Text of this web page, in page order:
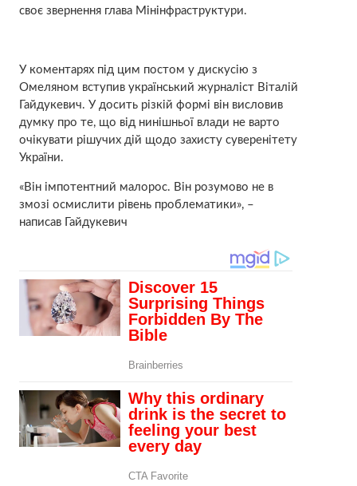
своє звернення глава Мінінфраструктури.
У коментарях під цим постом у дискусію з
Омеляном вступив український журналіст Віталій
Гайдукевич. У досить різкій формі він висловив
думку про те, що від нинішньої влади не варто
очікувати рішучих дій щодо захисту суверенітету
України.
«Він імпотентний малорос. Він розумово не в
змозі осмислити рівень проблематики», –
написав Гайдукевич